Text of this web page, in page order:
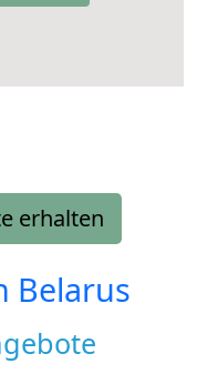
erhalten
Belarus